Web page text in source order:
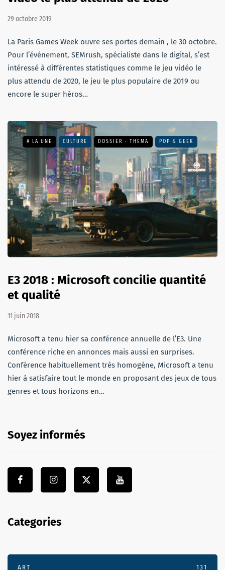
29 octobre 2019
La Paris Games Week ouvre ses portes demain , le 30 octobre.
Pour l’événement, SEMrush, spécialiste dans le digital, s’est
intéressé à différentes statistiques comme le jeu vidéo le
plus attendu de 2020, le jeu le plus populaire de 2019 ou
encore le super héros…
A LA UNE CULTURE DOSSIER - THEMA POP & GEEK
E3 2018 : Microsoft concilie quantité
et qualité
11 juin 2018
Microsoft a tenu hier sa conférence annuelle de l’E3. Une
conférence riche en annonces mais aussi en surprises.
Conférence habituellement très homogène, Microsoft a tenu
hier à satisfaire tout le monde en proposant des jeux de tous
genres et tous horizons en…
Soyez informés
Categories
ART 131